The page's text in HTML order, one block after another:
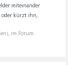
miteinander
oder kürzt ihn,
im Forum: